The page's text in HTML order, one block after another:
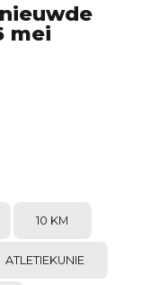
mei
10 KM
ATLETIEKUNIE